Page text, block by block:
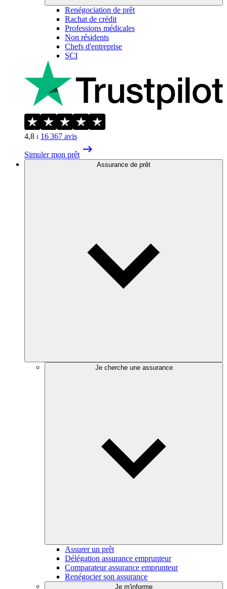
Renégociation de prêt
Rachat de crédit
Professions médicales
Non résidents
Chefs d'entreprise
SCI
4,8 ⏐ 16 367 avis
Simuler mon prêt
Assurance de prêt
Je cherche une assurance
Assurer un prêt
Délégation assurance emprunteur
Comparateur assurance emprunteur
Renégocier son assurance
Je m'informe